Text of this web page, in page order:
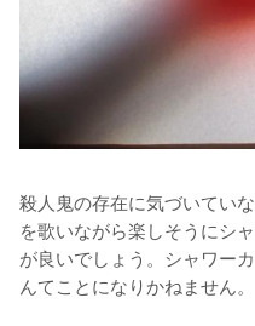
殺人鬼の存在に気づいてい
を歌いながら楽しそうにシ
が良いでしょう。シャワー
んてことになりかねません。